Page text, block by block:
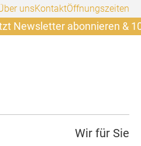
unsKontaktÖffnungszeiten
abonnieren & 10€
Wir für Sie